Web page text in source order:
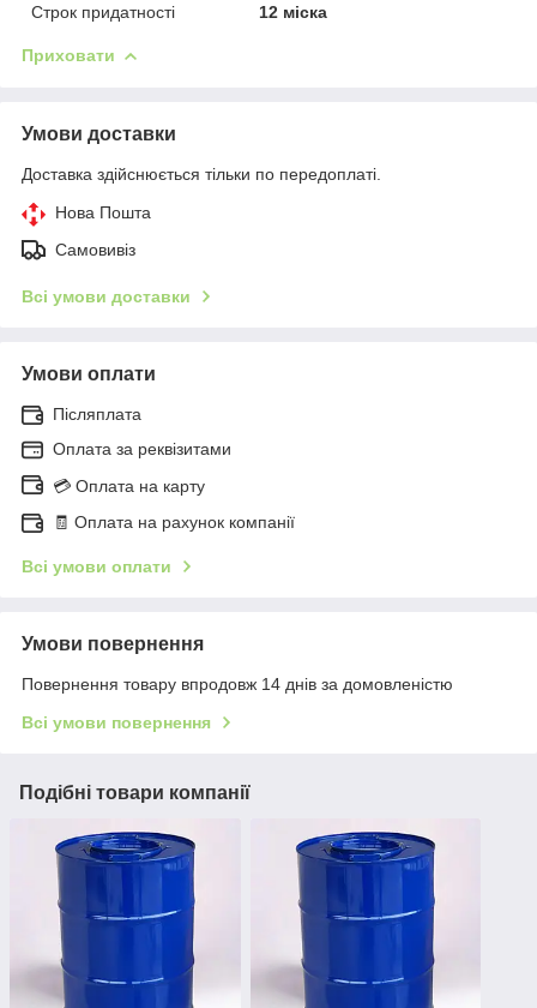
Строк придатності
12 міска
Приховати
Умови доставки
Доставка здійснюється тільки по передоплаті.
Нова Пошта
Самовивіз
Всі умови доставки
Умови оплати
Післяплата
Оплата за реквізитами
💳 Оплата на карту
🧾 Оплата на рахунок компанії
Всі умови оплати
Умови повернення
Повернення товару впродовж 14 днів за домовленістю
Всі умови повернення
Подібні товари компанії